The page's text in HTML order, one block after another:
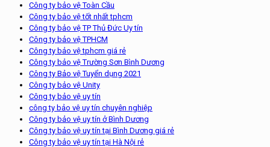
Công ty bảo vệ Toàn Cầu
Công ty bảo vệ tốt nhất tphcm
Công ty bảo vệ TP Thủ Đức Uy tín
Công ty bảo vệ TPHCM
Công ty bảo vệ tphcm giá rẻ
Công ty bảo vệ Trường Sơn Bình Dương
Công ty Bảo vệ Tuyển dụng 2021
Công ty bảo vệ Unity
Công ty bảo vệ uy tín
công ty bảo vệ uy tín chuyên nghiệp
Công ty bảo vệ uy tín ở Bình Dương
Công ty bảo vệ uy tín tại Bình Dương giá rẻ
Công ty bảo vệ uy tín tại Hà Nội rẻ